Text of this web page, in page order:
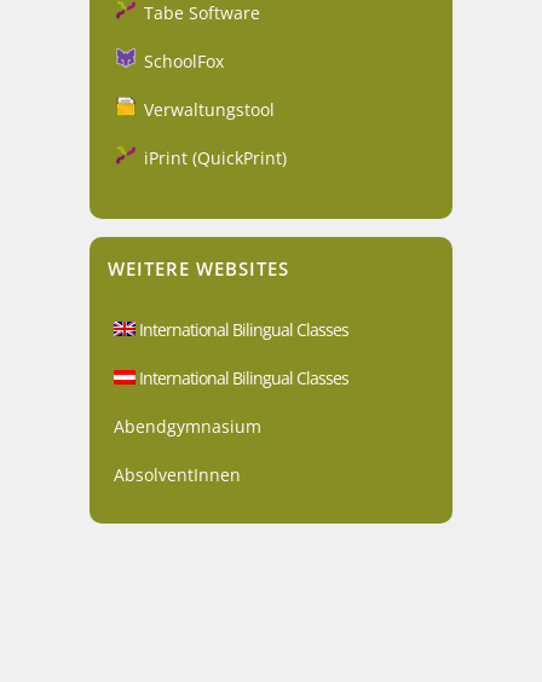
Tabe Software
SchoolFox
Verwaltungstool
iPrint (QuickPrint)
WEITERE WEBSITES
International Bilingual Classes
International Bilingual Classes
Abendgymnasium
AbsolventInnen